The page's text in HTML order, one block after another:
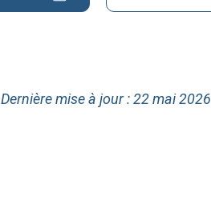
Dernière mise à jour : 22 mai 2026